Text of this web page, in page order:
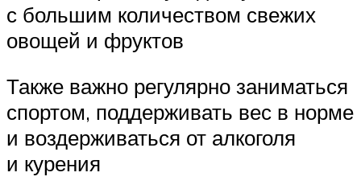
с большим количеством свежих
овощей и фруктов
Также важно регулярно заниматься
спортом, поддерживать вес в норме
и воздерживаться от алкоголя
и курения